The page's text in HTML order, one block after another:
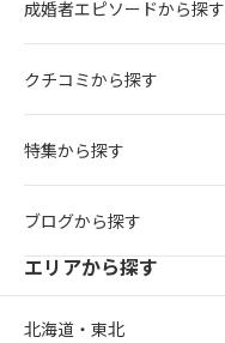
成婚者エピソードから探す
クチコミから探す
特集から探す
ブログから探す
エリアから探す
北海道・東北